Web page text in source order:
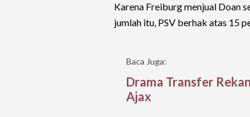
Karena Freiburg menjual Doan
jumlah itu, PSV berhak atas 15
Baca Juga:
Drama Transfer
Ajax